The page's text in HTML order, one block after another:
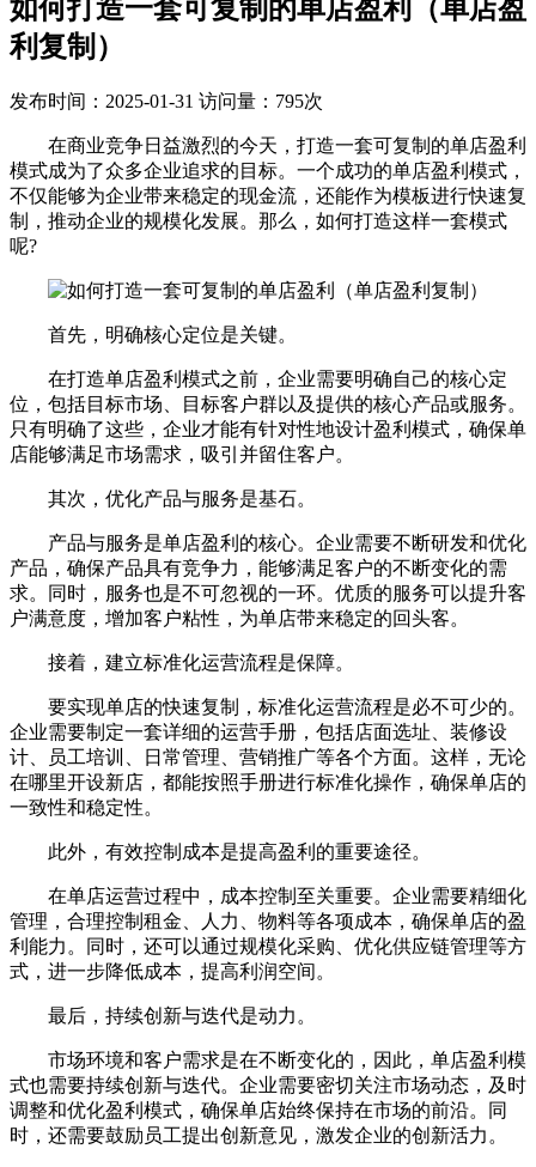
如何打造一套可复制的单店盈利（单店盈
利复制）
发布时间：2025-01-31 访问量：795次
在商业竞争日益激烈的今天，打造一套可复制的单店盈利
模式成为了众多企业追求的目标。一个成功的单店盈利模式，
不仅能够为企业带来稳定的现金流，还能作为模板进行快速复
制，推动企业的规模化发展。那么，如何打造这样一套模式
呢?
首先，明确核心定位是关键。
在打造单店盈利模式之前，企业需要明确自己的核心定
位，包括目标市场、目标客户群以及提供的核心产品或服务。
只有明确了这些，企业才能有针对性地设计盈利模式，确保单
店能够满足市场需求，吸引并留住客户。
其次，优化产品与服务是基石。
产品与服务是单店盈利的核心。企业需要不断研发和优化
产品，确保产品具有竞争力，能够满足客户的不断变化的需
求。同时，服务也是不可忽视的一环。优质的服务可以提升客
户满意度，增加客户粘性，为单店带来稳定的回头客。
接着，建立标准化运营流程是保障。
要实现单店的快速复制，标准化运营流程是必不可少的。
企业需要制定一套详细的运营手册，包括店面选址、装修设
计、员工培训、日常管理、营销推广等各个方面。这样，无论
在哪里开设新店，都能按照手册进行标准化操作，确保单店的
一致性和稳定性。
此外，有效控制成本是提高盈利的重要途径。
在单店运营过程中，成本控制至关重要。企业需要精细化
管理，合理控制租金、人力、物料等各项成本，确保单店的盈
利能力。同时，还可以通过规模化采购、优化供应链管理等方
式，进一步降低成本，提高利润空间。
最后，持续创新与迭代是动力。
市场环境和客户需求是在不断变化的，因此，单店盈利模
式也需要持续创新与迭代。企业需要密切关注市场动态，及时
调整和优化盈利模式，确保单店始终保持在市场的前沿。同
时，还需要鼓励员工提出创新意见，激发企业的创新活力。